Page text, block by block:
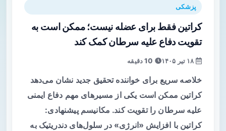
پزشکی
کراتین فقط برای عضله نیست؛ ممکن است به
تقویت دفاع علیه سرطان کمک کند
خلاصه سریع برای خواننده تحقیق جدید نشان می‌دهد
کراتین ممکن است یکی از مسیرهای مهم دفاع ایمنی
علیه سرطان را تقویت کند. مکانیسم پیشنهادی:
کراتین با افزایش «انرژی» در سلول‌های دندریتیک به